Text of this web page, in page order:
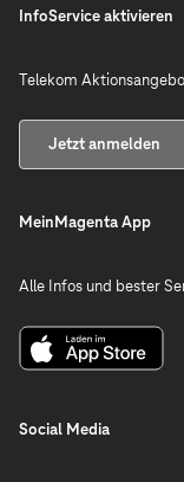
InfoService aktivieren
Telekom
Jetzt anmelden
MeinMagenta App
Alle Infos und bester
Social Media